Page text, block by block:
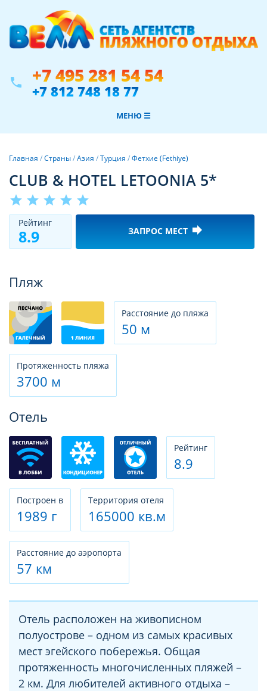
phone +7 495 281 54 54
+7 812 748 18 77
МЕНЮ ☰
Главная /Страны/Азия /Турция /Фетхие (Fethiye)
CLUB & HOTEL LETOONIA 5*
star star star star star
Рeйтинг
8.9 ЗАПРОС МЕСТ forward
Пляж
Расстояние до пляжа
50 м
Протяженность пляжа
3700 м
Отель
Рeйтинг
8.9
Построен в
1989 г
Территория отеля
165000 кв.м
Расстояние до аэропорта
57 км
Отель расположен на живописном
полуострове – одном из самых красивых
мест эгейского побережья. Общая
протяженность многочисленных пляжей –
2 км. Для любителей активного отдыха –